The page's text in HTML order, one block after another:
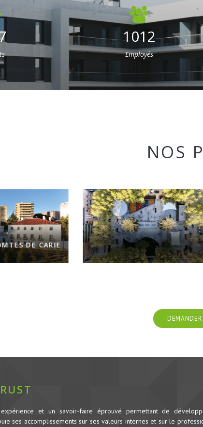
1012
Employés
NOS
DE CARIE
DEMANDER
et un savoir-faire éprouvé permettant de
ses accomplissements sur ses valeurs internes et sur le